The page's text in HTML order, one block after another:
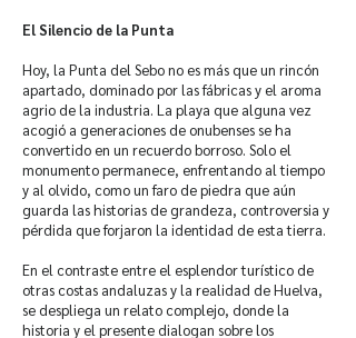
El Silencio de la Punta
Hoy, la Punta del Sebo no es más que un rincón
apartado, dominado por las fábricas y el aroma
agrio de la industria. La playa que alguna vez
acogió a generaciones de onubenses se ha
convertido en un recuerdo borroso. Solo el
monumento permanece, enfrentando al tiempo
y al olvido, como un faro de piedra que aún
guarda las historias de grandeza, controversia y
pérdida que forjaron la identidad de esta tierra.
En el contraste entre el esplendor turístico de
otras costas andaluzas y la realidad de Huelva,
se despliega un relato complejo, donde la
historia y el presente dialogan sobre los